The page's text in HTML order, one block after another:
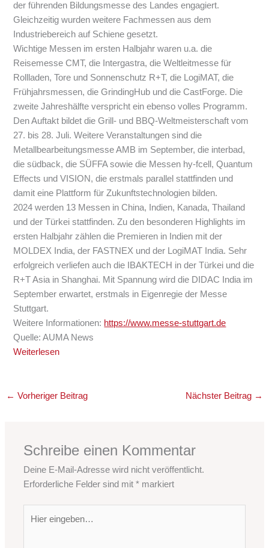
der führenden Bildungsmesse des Landes engagiert.
Gleichzeitig wurden weitere Fachmessen aus dem
Industriebereich auf Schiene gesetzt.
Wichtige Messen im ersten Halbjahr waren u.a. die
Reisemesse CMT, die Intergastra, die Weltleitmesse für
Rollladen, Tore und Sonnenschutz R+T, die LogiMAT, die
Frühjahrsmessen, die GrindingHub und die CastForge. Die
zweite Jahreshälfte verspricht ein ebenso volles Programm.
Den Auftakt bildet die Grill- und BBQ-Weltmeisterschaft vom
27. bis 28. Juli. Weitere Veranstaltungen sind die
Metallbearbeitungsmesse AMB im September, die interbad,
die südback, die SÜFFA sowie die Messen hy-fcell, Quantum
Effects und VISION, die erstmals parallel stattfinden und
damit eine Plattform für Zukunftstechnologien bilden.
2024 werden 13 Messen in China, Indien, Kanada, Thailand
und der Türkei stattfinden. Zu den besonderen Highlights im
ersten Halbjahr zählen die Premieren in Indien mit der
MOLDEX India, der FASTNEX und der LogiMAT India. Sehr
erfolgreich verliefen auch die IBAKTECH in der Türkei und die
R+T Asia in Shanghai. Mit Spannung wird die DIDAC India im
September erwartet, erstmals in Eigenregie der Messe
Stuttgart.
Weitere Informationen: https://www.messe-stuttgart.de
Quelle: AUMA News
Weiterlesen
← Vorheriger Beitrag Nächster Beitrag →
Schreibe einen Kommentar
Deine E-Mail-Adresse wird nicht veröffentlicht.
Erforderliche Felder sind mit* markiert
eingeben…